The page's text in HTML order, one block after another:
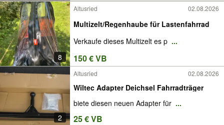
8
Altusried 02.08.2026
Multizelt/Regenhaube für Lastenfahrrad
Verkaufe dieses Multizelt es p ...
150 € VB
2
Altusried 02.08.2026
Wiltec Adapter Deichsel Fahrradträger
biete diesen neuen Adapter für ...
25 € VB